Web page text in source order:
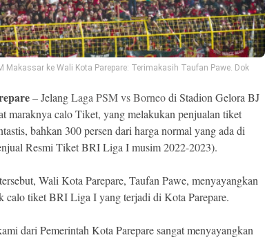
Makassar ke Wali Kota Parepare: Terimakasih Taufan Pawe. Dok
– JelangLaga PSM vs Borneodi Stadion Gelora BJ
maraknya calo Tiket, yang melakukan penjualan tiket
bahkan 300 persen dari harga normal yang ada di
Resmi Tiket BRI Liga I musim 2022-2023).
Wali Kota Parepare, Taufan Pawe, menyayangkan
calo tiket BRI Liga I yang terjadi di Kota Parepare.
dari Pemerintah Kota Parepare sangat menyayangkan